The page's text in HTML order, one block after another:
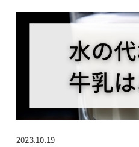
2023.10.19